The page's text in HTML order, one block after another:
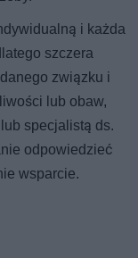
i każda
szczera
związku i
lub obaw,
specjalistą ds.
odpowiedzieć
wsparcie.